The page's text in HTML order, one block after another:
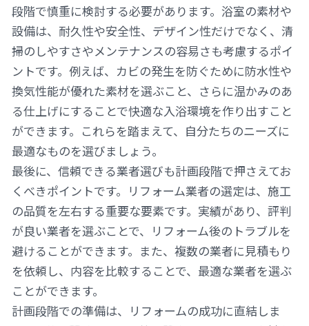
段階で慎重に検討する必要があります。浴室の素材や
設備は、耐久性や安全性、デザイン性だけでなく、清
掃のしやすさやメンテナンスの容易さも考慮するポイ
ントです。例えば、カビの発生を防ぐために防水性や
換気性能が優れた素材を選ぶこと、さらに温かみのあ
る仕上げにすることで快適な入浴環境を作り出すこと
ができます。これらを踏まえて、自分たちのニーズに
最適なものを選びましょう。
最後に、信頼できる業者選びも計画段階で押さえてお
くべきポイントです。リフォーム業者の選定は、施工
の品質を左右する重要な要素です。実績があり、評判
が良い業者を選ぶことで、リフォーム後のトラブルを
避けることができます。また、複数の業者に見積もり
を依頼し、内容を比較することで、最適な業者を選ぶ
ことができます。
計画段階での準備は、リフォームの成功に直結しま